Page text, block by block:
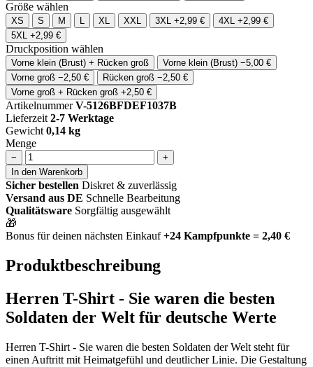
Größe wählen
XS S M L XL XXL 3XL +2,99 € 4XL +2,99 €
5XL +2,99 €
Druckposition wählen
Vorne klein (Brust) + Rücken groß Vorne klein (Brust) −5,00 €
Vorne groß −2,50 € Rücken groß −2,50 €
Vorne groß + Rücken groß +2,50 €
Artikelnummer V-5126BFDEF1037B
Lieferzeit 2-7 Werktage
Gewicht 0,14 kg
Menge
−
+
In den Warenkorb
Sicher bestellen Diskret & zuverlässig
Versand aus DE Schnelle Bearbeitung
Qualitätsware Sorgfältig ausgewählt
🎁
Bonus für deinen nächsten Einkauf +24 Kampfpunkte = 2,40 €
Produktbeschreibung
Herren T-Shirt - Sie waren die besten
Soldaten der Welt für deutsche Werte
Herren T-Shirt - Sie waren die besten Soldaten der Welt steht für
einen Auftritt mit Heimatgefühl und deutlicher Linie. Die Gestaltung